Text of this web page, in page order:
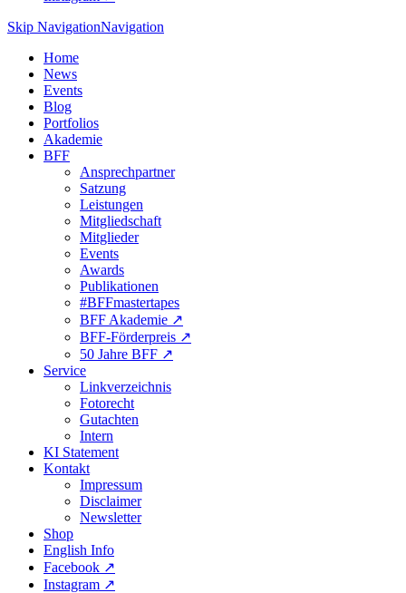
Skip NavigationNavigation
Home
News
Events
Blog
Portfolios
Akademie
BFF
Ansprechpartner
Satzung
Leistungen
Mitgliedschaft
Mitglieder
Events
Awards
Publikationen
#BFFmastertapes
BFF Akademie ↗︎
BFF-Förderpreis ↗︎
50 Jahre BFF ↗︎
Service
Linkverzeichnis
Fotorecht
Gutachten
Intern
KI Statement
Kontakt
Impressum
Disclaimer
Newsletter
Shop
English Info
Facebook ↗︎
Instagram ↗︎